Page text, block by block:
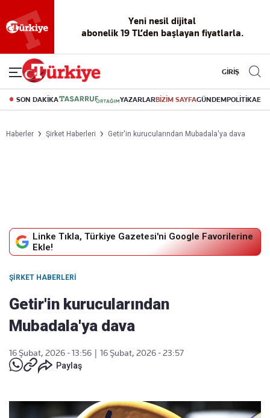
okuma
deneyimi
dijital arşiv
Akıllı haber
asistanı
Eski gazeteleri
indirme canlı soru
cevap
GİRİŞ
SON DAKİKA YAZARLARBİZİM SAYFAGÜNDEMPOLİTİKA
Haberler Şirket Haberleri Getir'in kurucularından Mubadala'ya dava
Linke Tıkla, Türkiye Gazetesi'ni Google Favorilerine
Ekle!
ŞIRKET HABERLERI
Getir'in kurucularından
Mubadala'ya dava
16 Şubat, 2026 - 13:56
16 Şubat, 2026 - 23:57
Paylaş